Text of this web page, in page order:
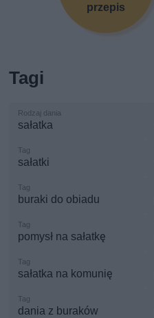
przepis
Tagi
sałatka
sałatki
buraki do obiadu
pomysł na sałatkę
sałatka na komunię
dania z buraków